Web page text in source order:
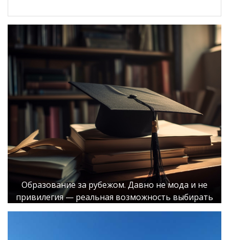
Образование за рубежом. Давно не мода и не
привилегия — реальная возможность выбирать